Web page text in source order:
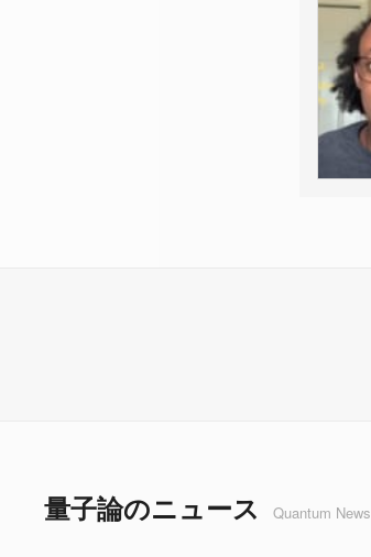
量子論のニュース Quantum News